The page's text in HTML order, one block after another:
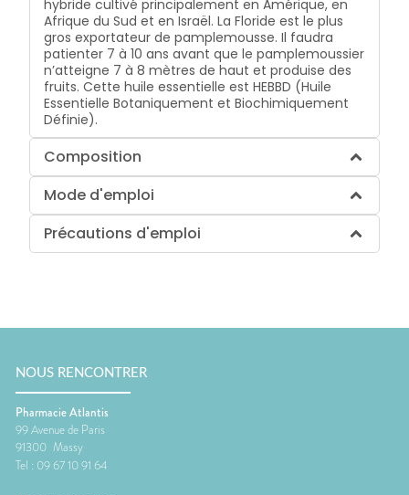
hybride cultivé principalement en Amérique, en
Afrique du Sud et en Israël. La Floride est le plus
gros exportateur de pamplemousse. Il faudra
patienter 7 à 10 ans avant que le pamplemoussier
n’atteigne 7 à 8 mètres de haut et produise des
fruits. Cette huile essentielle est HEBBD (Huile
Essentielle Botaniquement et Biochimiquement
Définie).
Composition
Mode d'emploi
Précautions d'emploi
NOUS RENCONTRER
Pharmacie Atlantis
99 Avenue de Paris
91300 Massy
Tel : 09 67 10 91 64